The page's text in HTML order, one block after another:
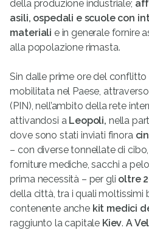
della produzione industriale;
asili, ospedali e scuole con
materiali e in generale fornire
alla popolazione rimasta.
Sin dalle prime ore del conflitto
mobilitata nel Paese,
(PIN), nell’ambito della rete
attivandosi a Leopoli, nella
dove sono stati inviati finora
– con diverse tonnellate di
forniture mediche, sacchi a
prima necessità – per gli oltre
della città, tra i quali moltissimi
contenente anche kit medici
raggiunto la capitale Kiev.A